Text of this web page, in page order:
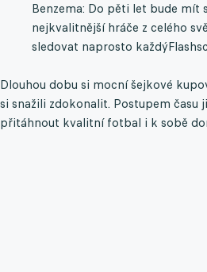
Benzema: Do pěti let bude mít
nejkvalitnější hráče z celého
sledovat naprosto každý
Dlouhou dobu si mocní šejkové
si snažili zdokonalit. Postupem času
přitáhnout kvalitní fotbal i k sobě